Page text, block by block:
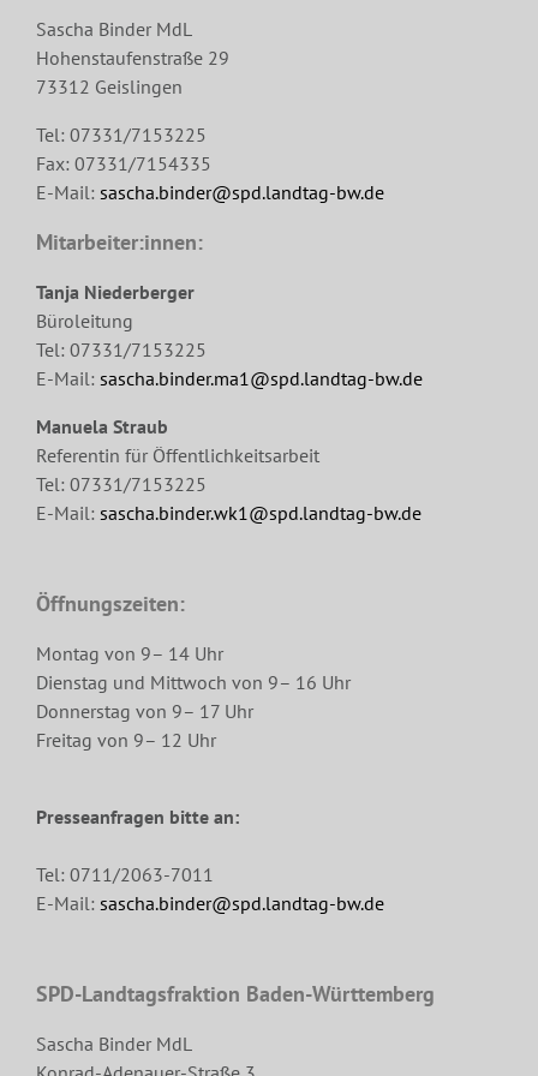
Sascha Binder MdL
Hohenstaufenstraße 29
73312 Geislingen
Tel: 07331/7153225
Fax: 07331/7154335
E-Mail: sascha.binder@spd.landtag-bw.de
Mitarbeiter:innen:
Tanja Niederberger
Büroleitung
Tel: 07331/7153225
E-Mail: sascha.binder.ma1@spd.landtag-bw.de
Manuela Straub
Referentin für Öffentlichkeitsarbeit
Tel: 07331/7153225
E-Mail: sascha.binder.wk1@spd.landtag-bw.de
Öffnungszeiten:
Montag von 9– 14 Uhr
Dienstag und Mittwoch von 9– 16 Uhr
Donnerstag von 9– 17 Uhr
Freitag von 9– 12 Uhr
Presseanfragen bitte an:
Tel: 0711/2063-7011
E-Mail: sascha.binder@spd.landtag-bw.de
SPD-Landtagsfraktion Baden-Württemberg
Sascha Binder MdL